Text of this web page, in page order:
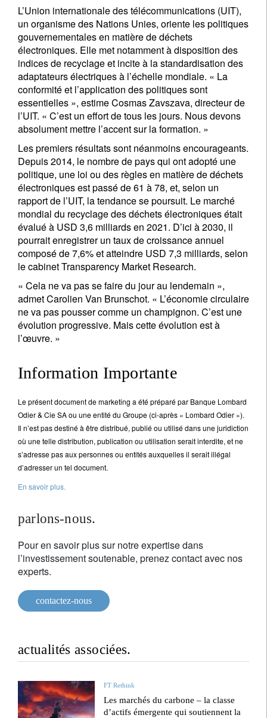
L’Union internationale des télécommunications (UIT),
un organisme des Nations Unies, oriente les politiques
gouvernementales en matière de déchets
électroniques. Elle met notamment à disposition des
indices de recyclage et incite à la standardisation des
adaptateurs électriques à l’échelle mondiale. « La
conformité et l’application des politiques sont
essentielles », estime Cosmas Zavszava, directeur de
l’UIT. « C’est un effort de tous les jours. Nous devons
absolument mettre l’accent sur la formation. »
Les premiers résultats sont néanmoins encourageants.
Depuis 2014, le nombre de pays qui ont adopté une
politique, une loi ou des règles en matière de déchets
électroniques est passé de 61 à 78, et, selon un
rapport de l’UIT, la tendance se poursuit. Le marché
mondial du recyclage des déchets électroniques était
évalué à USD 3,6 milliards en 2021. D’ici à 2030, il
pourrait enregistrer un taux de croissance annuel
composé de 7,6% et atteindre USD 7,3 milliards, selon
le cabinet Transparency Market Research.
« Cela ne va pas se faire du jour au lendemain »,
admet Carolien Van Brunschot. « L’économie circulaire
ne va pas pousser comme un champignon. C’est une
évolution progressive. Mais cette évolution est à
l’œuvre. »
Information Importante
Le présent document de marketing a été préparé par Banque Lombard
Odier & Cie SA ou une entité du Groupe (ci-après « Lombard Odier »).
Il n’est pas destiné à être distribué, publié ou utilisé dans une juridiction
où une telle distribution, publication ou utilisation serait interdite, et ne
s’adresse pas aux personnes ou entités auxquelles il serait illégal
d’adresser un tel document.
En savoir plus.
parlons-nous.
Pour en savoir plus sur notre expertise dans
l’investissement soutenable, prenez contact avec nos
experts.
contactez-nous
actualités associées.
FT Rethink
Les marchés du carbone – la classe
d’actifs émergente qui soutiennent la